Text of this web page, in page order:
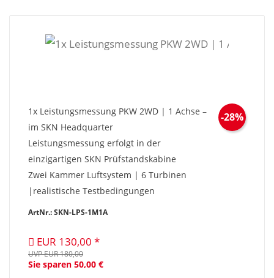
1x Leistungsmessung PKW 2WD | 1 Achse –
im SKN Headquarter
Leistungsmessung erfolgt in der
einzigartigen SKN Prüfstandskabine
Zwei Kammer Luftsystem | 6 Turbinen
|realistische Testbedingungen
ArtNr.: SKN-LPS-1M1A
EUR 130,00
-28%
UVP EUR 180,00
Sie sparen 50,00 €